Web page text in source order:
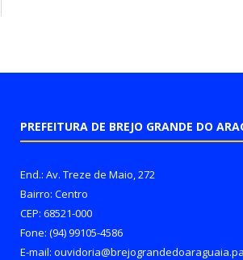
PREFEITURA DE BREJO GRANDE DO
End.: Av. Treze de Maio, 272
Bairro: Centro
CEP: 68521-000
Fone: (94) 99105-4586
E-mail: